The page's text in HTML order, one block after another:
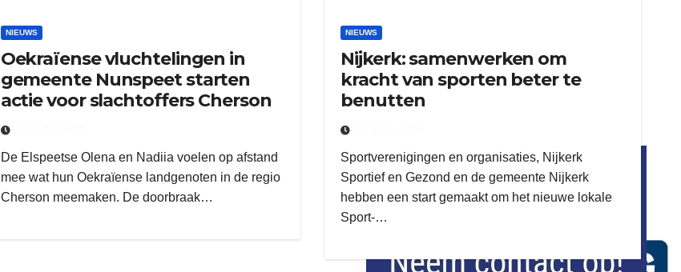
kleijer
NIEUWS
Oekraïense vluchtelingen in
gemeente Nunspeet starten
actie voor slachtoffers Cherson
De Elspeetse Olena en Nadiia voelen op afstand
mee wat hun Oekraïense landgenoten in de regio
Cherson meemaken. De doorbraak…
NIEUWS
Nijkerk: samenwerken om
kracht van sporten beter te
benutten
Sportverenigingen en organisaties, Nijkerk
Sportief en Gezond en de gemeente Nijkerk
hebben een start gemaakt om het nieuwe lokale
Sport-…